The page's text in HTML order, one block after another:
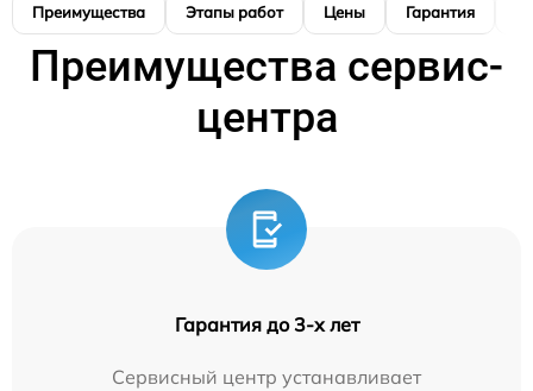
Преимущества Этапы работ Цены Гарантия
Преимущества сервис-
центра
Гарантия до 3-х лет
Сервисный центр устанавливает